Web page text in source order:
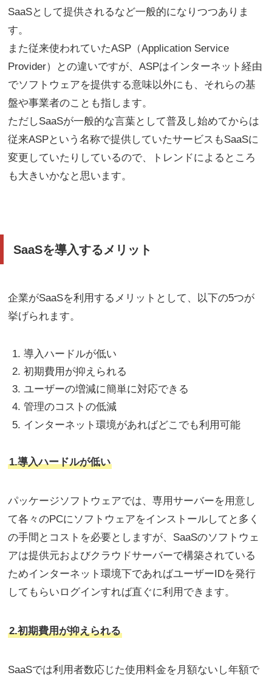
SaaSとして提供されるなど一般的になりつつありま
す。
また従来使われていたASP（Application Service
Provider）との違いですが、ASPはインターネット経由
でソフトウェアを提供する意味以外にも、それらの基
盤や事業者のことも指します。
ただしSaaSが一般的な言葉として普及し始めてからは
従来ASPという名称で提供していたサービスもSaaSに
変更していたりしているので、トレンドによるところ
も大きいかなと思います。
SaaSを導入するメリット
企業がSaaSを利用するメリットとして、以下の5つが
挙げられます。
導入ハードルが低い
初期費用が抑えられる
ユーザーの増減に簡単に対応できる
管理のコストの低減
インターネット環境があればどこでも利用可能
1.導入ハードルが低い
パッケージソフトウェアでは、専用サーバーを用意し
て各々のPCにソフトウェアをインストールしてと多く
の手間とコストを必要としますが、SaaSのソフトウェ
アは提供元およびクラウドサーバーで構築されている
ためインターネット環境下であればユーザーIDを発行
してもらいログインすれば直ぐに利用できます。
2.初期費用が抑えられる
SaaSでは利用者数応じた使用料金を月額ないし年額で